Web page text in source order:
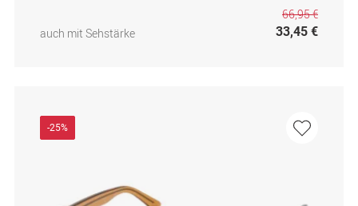
auch mit Sehstärke
66,95 €
33,45 €
-25%